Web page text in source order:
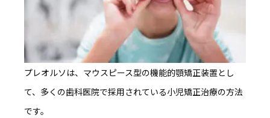
プレオルソは、マウスピース型の機能的顎矯正装置とし
て、多くの歯科医院で採用されている小児矯正治療の方法
です。